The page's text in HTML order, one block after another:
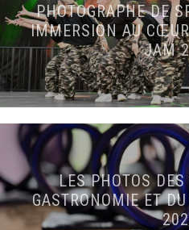
PHOTOGRAPHE DE
IMMERSION AU
JAM
LES PHOTOS
GASTRONOMIE ET